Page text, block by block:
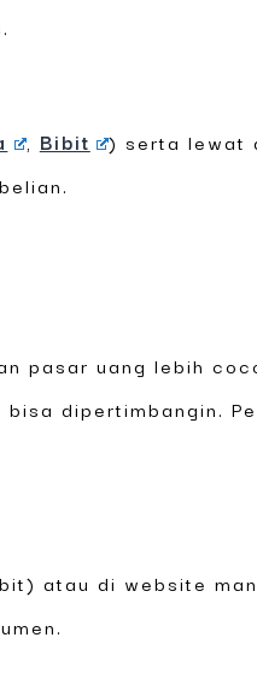
, Bibit
) serta lewat
pasar uang lebih
dipertimbangin.
atau di website